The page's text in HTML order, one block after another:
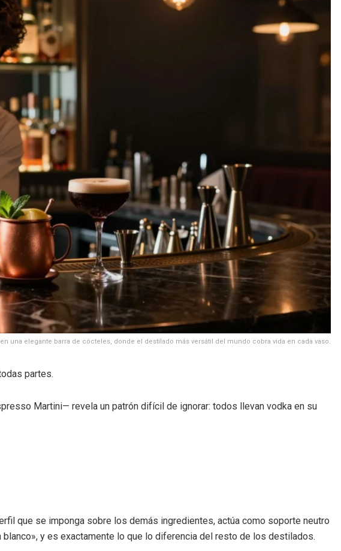
una elegante barra de cócteles, donde el destilado más versátil del mundo cobra vida en cada vaso.
partes.
Martini— revela un patrón difícil de ignorar: todos llevan vodka en su
que se imponga sobre los demás ingredientes, actúa como soporte neutro
y es exactamente lo que lo diferencia del resto de los destilados.